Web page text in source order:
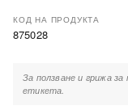
КОД НА ПРОДУКТА
875028
За ползване и грижа
етикета.